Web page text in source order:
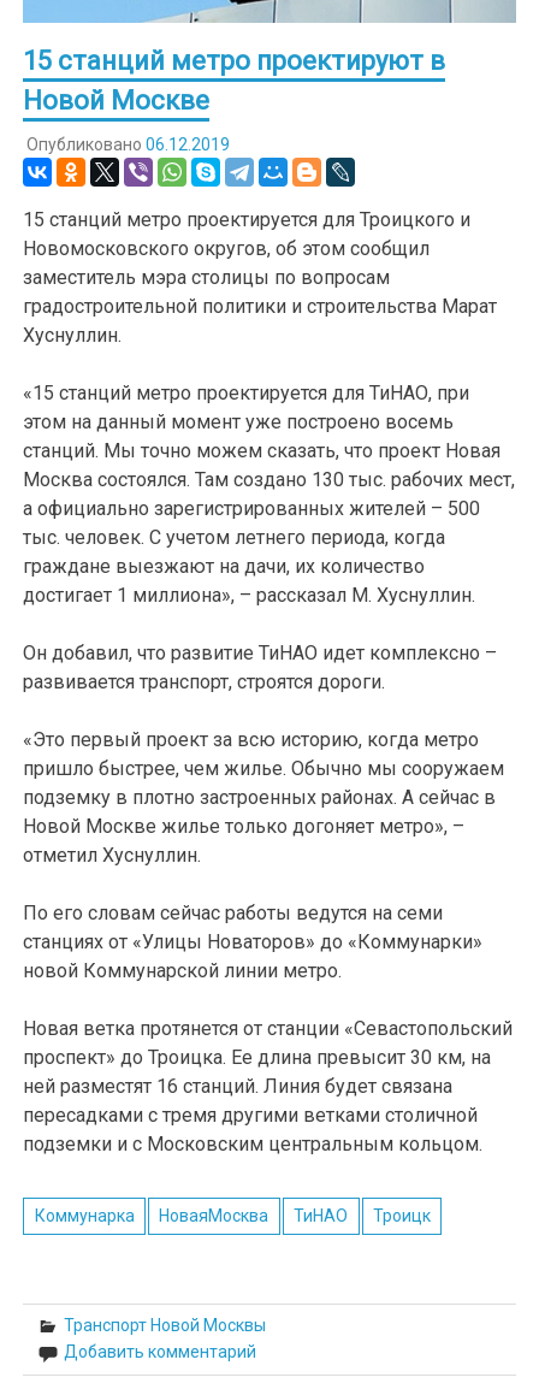
15 станций метро проектируют в
Новой Москве
Опубликовано 06.12.2019
15 станций метро проектируется для Троицкого и
Новомосковского округов, об этом сообщил
заместитель мэра столицы по вопросам
градостроительной политики и строительства Марат
Хуснуллин.
«15 станций метро проектируется для ТиНАО, при
этом на данный момент уже построено восемь
станций. Мы точно можем сказать, что проект Новая
Москва состоялся. Там создано 130 тыс. рабочих мест,
а официально зарегистрированных жителей – 500
тыс. человек. С учетом летнего периода, когда
граждане выезжают на дачи, их количество
достигает 1 миллиона», – рассказал М. Хуснуллин.
Он добавил, что развитие ТиНАО идет комплексно –
развивается транспорт, строятся дороги.
«Это первый проект за всю историю, когда метро
пришло быстрее, чем жилье. Обычно мы сооружаем
подземку в плотно застроенных районах. А сейчас в
Новой Москве жилье только догоняет метро», –
отметил Хуснуллин.
По его словам сейчас работы ведутся на семи
станциях от «Улицы Новаторов» до «Коммунарки»
новой Коммунарской линии метро.
Новая ветка протянется от станции «Севастопольский
проспект» до Троицка. Ее длина превысит 30 км, на
ней разместят 16 станций. Линия будет связана
пересадками с тремя другими ветками столичной
подземки и с Московским центральным кольцом.
Коммунарка НоваяМосква ТиНАО Троицк
Транспорт Новой Москвы
Добавить комментарий